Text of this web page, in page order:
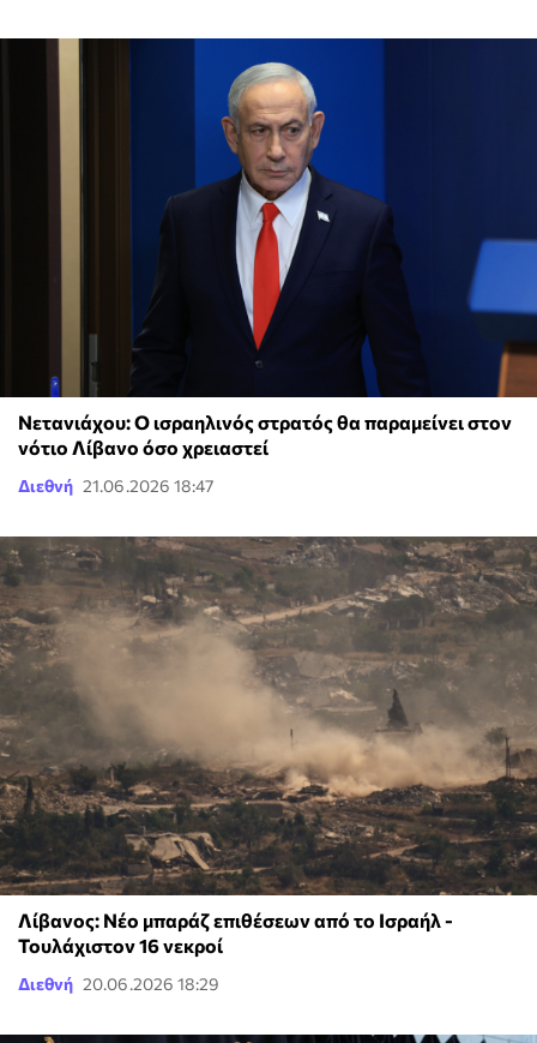
Νετανιάχου: Ο ισραηλινός στρατός θα παραμείνει στον
νότιο Λίβανο όσο χρειαστεί
Διεθνή 21.06.2026 18:47
Λίβανος: Νέο μπαράζ επιθέσεων από το Ισραήλ -
Τουλάχιστον 16 νεκροί
Διεθνή 20.06.2026 18:29